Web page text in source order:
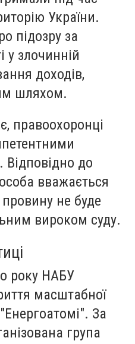
України.
підозру за
у злочинній
доходів,
шляхом.
правоохоронці
до
вважається
не буде
вироком суду.
року НАБУ
масштабної
За
група